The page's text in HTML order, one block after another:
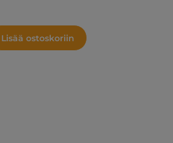
Lisää ostoskoriin